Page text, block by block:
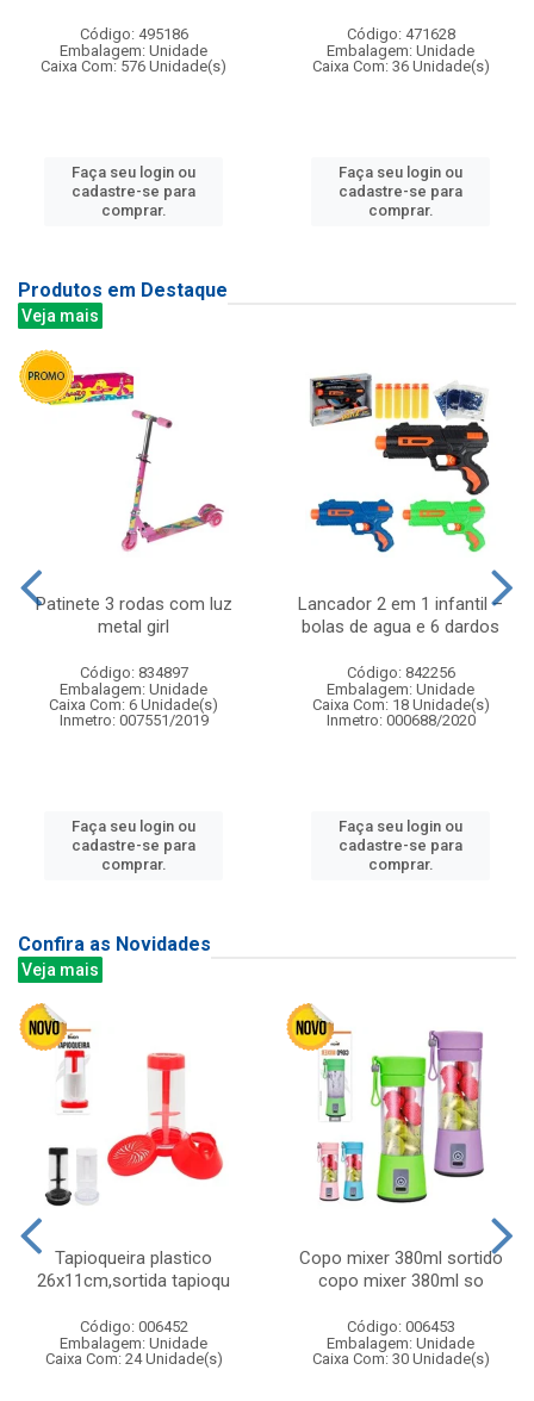
Código: 495186
Embalagem: Unidade
Caixa Com: 576 Unidade(s)
Faça seu login ou
cadastre-se para
comprar.
Código: 471628
Embalagem: Unidade
Caixa Com: 36 Unidade(s)
Faça seu login ou
cadastre-se para
comprar.
Produtos em Destaque
Veja mais
Patinete 3 rodas com luz
metal girl
Código: 834897
Embalagem: Unidade
Caixa Com: 6 Unidade(s)
Inmetro: 007551/2019
Faça seu login ou
cadastre-se para
comprar.
Lancador 2 em 1 infantil –
bolas de agua e 6 dardos
Código: 842256
Embalagem: Unidade
Caixa Com: 18 Unidade(s)
Inmetro: 000688/2020
Faça seu login ou
cadastre-se para
comprar.
Confira as Novidades
Veja mais
Tapioqueira plastico
26x11cm,sortida tapioqu
Código: 006452
Embalagem: Unidade
Caixa Com: 24 Unidade(s)
Copo mixer 380ml sortido
copo mixer 380ml so
Código: 006453
Embalagem: Unidade
Caixa Com: 30 Unidade(s)